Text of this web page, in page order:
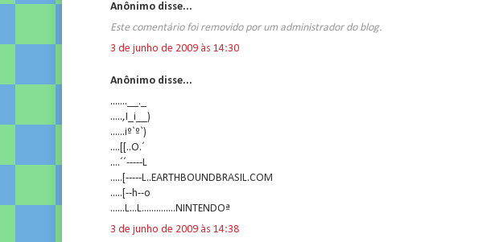
Anônimo disse...
Este comentário foi removido por um administrador do blog.
3 de junho de 2009 às 14:30
Anônimo disse...
.......__._
.....,I_i__)
......iº`º`)
....[[..O.´
....´´-----L
.....[-----L..EARTHBOUNDBRASIL.COM
.....[--h--o
......L...L..............NINTENDOª
3 de junho de 2009 às 14:38